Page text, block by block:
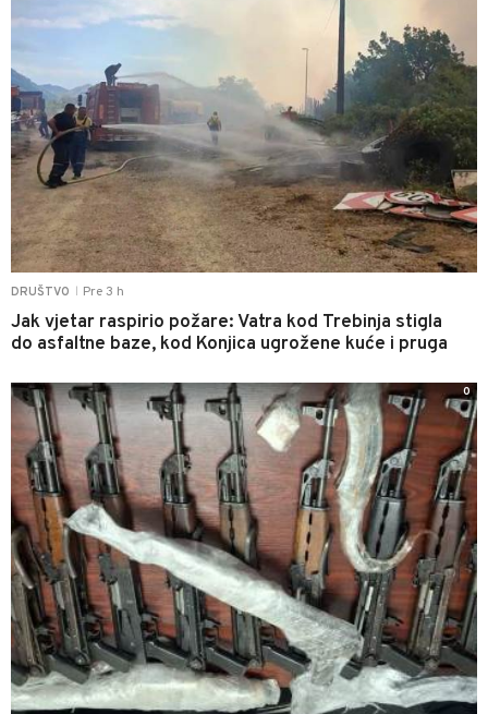
DRUŠTVO Pre 3 h
Jak vjetar raspirio požare: Vatra kod Trebinja stigla
do asfaltne baze, kod Konjica ugrožene kuće i pruga
0